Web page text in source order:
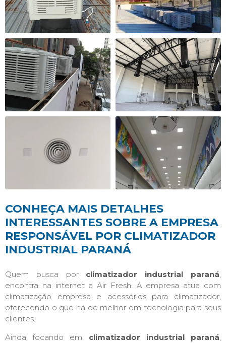
CONHEÇA MAIS DETALHES
INTERESSANTES SOBRE A EMPRESA
RESPONSÁVEL POR CLIMATIZADOR
INDUSTRIAL PARANÁ
Quem busca por climatizador industrial paraná,
encontra na internet a Air Fresh. A empresa atua com
climatização empresa e acessórios para climatizador,
oferecendo o que há de melhor em tecnologia para seus
clientes.
Ainda focando em climatizador industrial paraná,